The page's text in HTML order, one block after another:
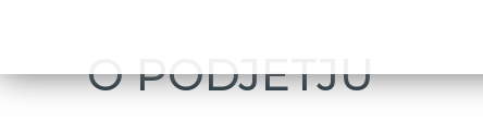
O PODJETJU